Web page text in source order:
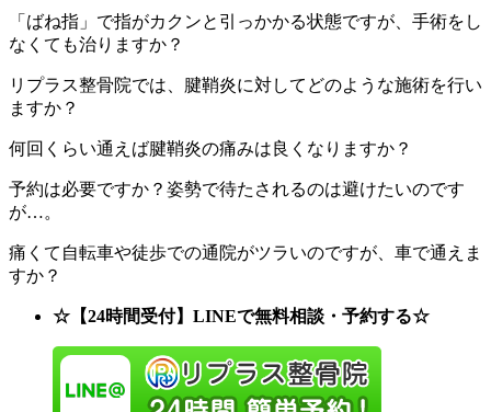
「ばね指」で指がカクンと引っかかる状態ですが、手術をし
なくても治りますか？
リプラス整骨院では、腱鞘炎に対してどのような施術を行い
ますか？
何回くらい通えば腱鞘炎の痛みは良くなりますか？
予約は必要ですか？姿勢で待たされるのは避けたいのです
が…。
痛くて自転車や徒歩での通院がツラいのですが、車で通えま
すか？
☆【24時間受付】LINEで無料相談・予約する☆